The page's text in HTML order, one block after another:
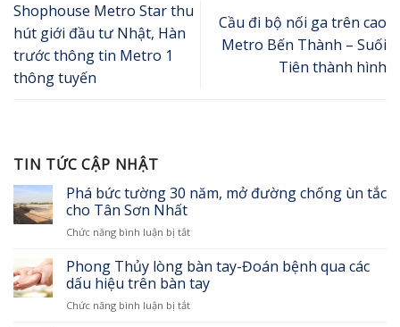
Shophouse Metro Star thu
hút giới đầu tư Nhật, Hàn
trước thông tin Metro 1
thông tuyến
Cầu đi bộ nối ga trên cao
Metro Bến Thành – Suối
Tiên thành hình
TIN TỨC CẬP NHẬT
Phá bức tường 30 năm, mở đường chống ùn tắc
cho Tân Sơn Nhất
Chức năng bình luận bị tắtở
bức
tường
30
năm,
Phong Thủy lòng bàn tay-Đoán bệnh qua các
dấu hiệu trên bàn tay
Chức năng bình luận bị tắtở